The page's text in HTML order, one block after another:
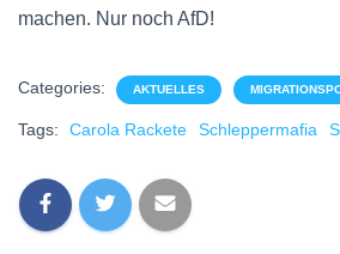
machen. Nur noch AfD!
Categories: AKTUELLES
Tags: Carola Rackete Schleppermafia